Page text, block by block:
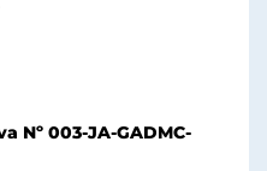
Nº 003-JA-GADMC-